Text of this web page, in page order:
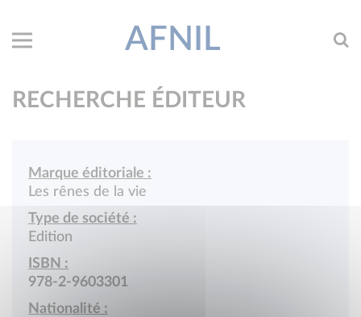
AFNIL
RECHERCHE ÉDITEUR
Marque éditoriale :
Les rênes de la vie
Type de société :
Edition
ISBN :
978-2-9603301
Nationalité :